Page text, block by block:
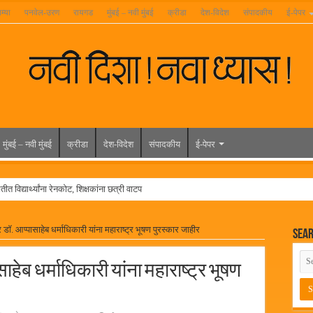
पनवेल-उरण रायगड मुंबई – नवी मुंबई क्रीडा देश-विदेश संपादकीय ई-पेपर
मुंबई – नवी मुंबई क्रीडा देश-विदेश संपादकीय ई-पेपर
विद्यार्थ्यांना रेनकोट, शिक्षकांना छत्री वाटप
वाढदिवसानिमित्त राज्यभरातून शुभेच्छांचा वर्षाव
जाहीर
मुख्य प्रशासकीय कार्यालयासह भव्य मूट कोर्टचे बुधवारी उद्घाटन
आप्पासाहेब धर्माधिकारी यांना महाराष्ट्र भूषण पुरस्कार जाहीर
धर्माधिकारी यांना महाराष्ट्र भूषण